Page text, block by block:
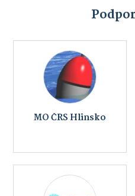
MO ČRS Hlinsko